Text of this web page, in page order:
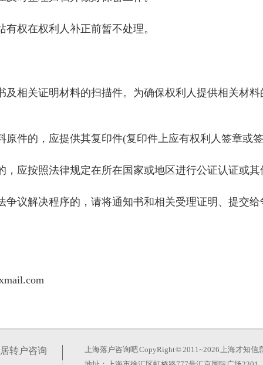
权在权利人补正前暂不处理。
关证明材料的扫描件。为确保权利人提供相关材料
的，应提供其复印件(复印件上应有权利人签章或
按照法律规定在所在国家或地区进行公证认证或其
解决程序的，请将通知书和相关受理证明、提交给
转户咨询 上海落户咨询吧CopyRight © 2011~2026 上海才知信